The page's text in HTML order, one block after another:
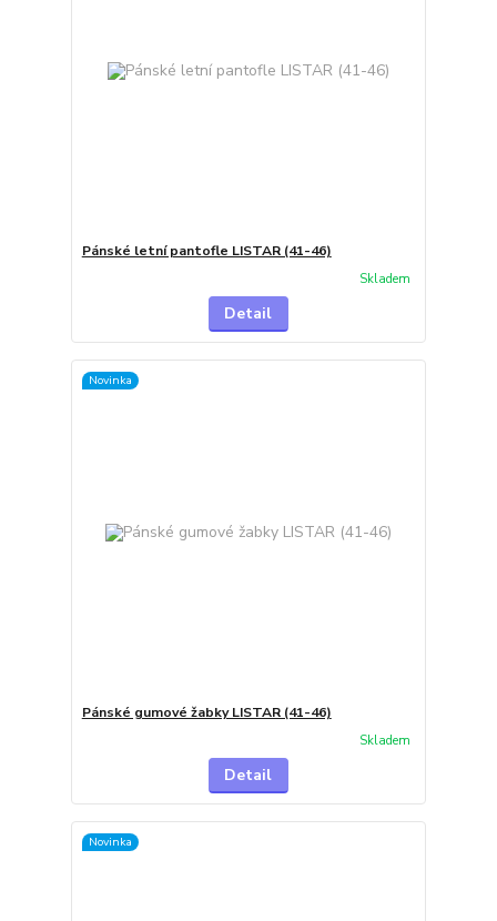
Pánské letní pantofle LISTAR (41-46)
Skladem
Detail
Novinka
Pánské gumové žabky LISTAR (41-46)
Skladem
Detail
Novinka